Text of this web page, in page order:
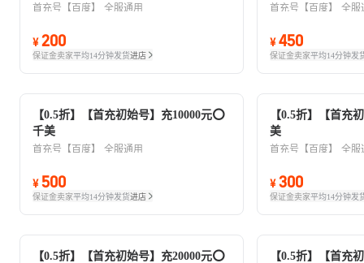
首充号【百度】 全服通用
¥ 200
保证金卖家平均14分钟发货进店
首充号【百度】 全服
¥ 450
保证金卖家平均14分钟发
【0.5折】【首充初始号】充10000元⭕
千美
首充号【百度】 全服通用
¥ 500
保证金卖家平均14分钟发货进店
【0.5折】【首充
美
首充号【百度】 全服
¥ 300
保证金卖家平均14分钟发
【0.5折】【首充初始号】充20000元⭕
【0.5折】【首充